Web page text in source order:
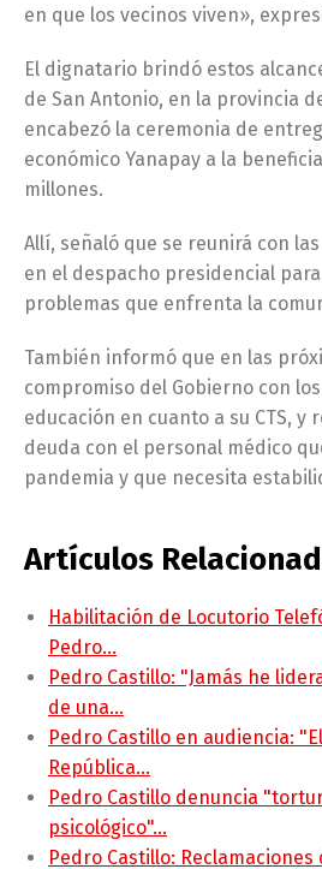
en que los vecinos viven»,
El dignatario brindó estos
de San Antonio, en la provincia
encabezó la ceremonia de
económico Yanapay a la
millones.
Allí, señaló que se reunirá con
en el despacho presidencial
problemas que enfrenta la
También informó que en las
compromiso del Gobierno con
educación en cuanto a su CTS, y
deuda con el personal médico
pandemia y que necesita
Artículos
Habilitación de Locutorio
Pedro…
Pedro Castillo: "Jamás he
de una…
Pedro Castillo en audiencia:
República…
Pedro Castillo denuncia
psicológico"…
Pedro Castillo: